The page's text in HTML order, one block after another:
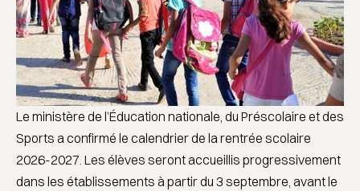
Le ministère de l’Éducation nationale, du Préscolaire et des
Sports a confirmé le calendrier de la rentrée scolaire
2026-2027. Les élèves seront accueillis progressivement
dans les établissements à partir du 3 septembre, avant le